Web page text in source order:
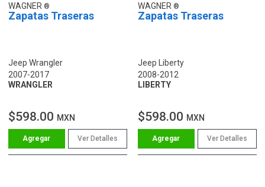
WAGNER
Zapatas Traseras
Jeep Wrangler
2007-2017
WRANGLER
$598.00 MXN
Ver Detalles
WAGNER
Zapatas Traseras
Jeep Liberty
2008-2012
LIBERTY
$598.00 MXN
Ver Detalles